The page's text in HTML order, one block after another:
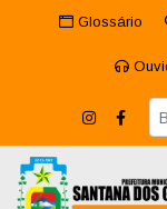
Glossário